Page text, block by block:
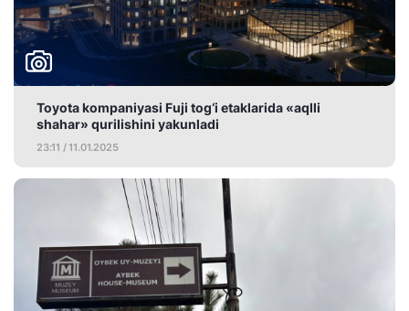
Toyota kompaniyasi Fuji tog‘i etaklarida «aqlli
shahar» qurilishini yakunladi
23:11 / 11.01.2025